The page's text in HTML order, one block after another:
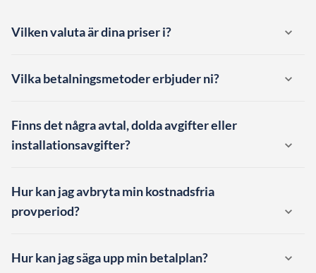
Vilken valuta är dina priser i?
Vilka betalningsmetoder erbjuder ni?
Finns det några avtal, dolda avgifter eller
installationsavgifter?
Hur kan jag avbryta min kostnadsfria
provperiod?
Hur kan jag säga upp min betalplan?